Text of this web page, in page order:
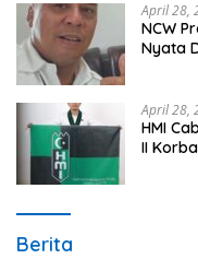
April 28,
NCW
Nyata
April 28,
HMI
II
Berita